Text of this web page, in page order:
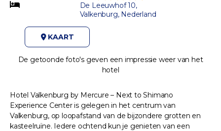
De Leeuwhof 10,
Valkenburg, Nederland
KAART
De getoonde foto's geven een impressie weer van het
hotel
Hotel Valkenburg by Mercure – Next to Shimano
Experience Center is gelegen in het centrum van
Valkenburg, op loopafstand van de bijzondere grotten en
kasteelruïne. Iedere ochtend kun je genieten van een